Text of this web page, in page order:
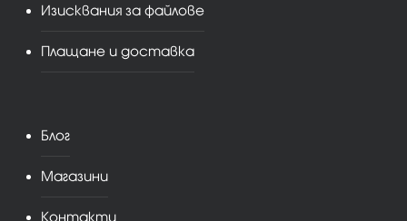
Изисквания за файлове
Плащане и доставка
Блог
Магазини
Контакти